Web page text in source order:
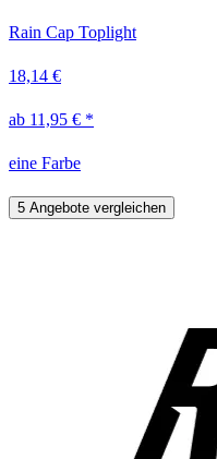
Rain Cap Toplight
18,14 €
ab 11,95 € *
eine Farbe
5 Angebote vergleichen